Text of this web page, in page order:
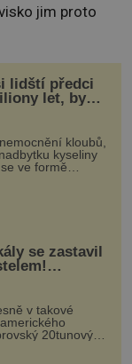
jim proto
lidští předci
let, by
kloubů,
kyseliny
ve formě
bole...
se zastavil
síla?
v takové
20tunový